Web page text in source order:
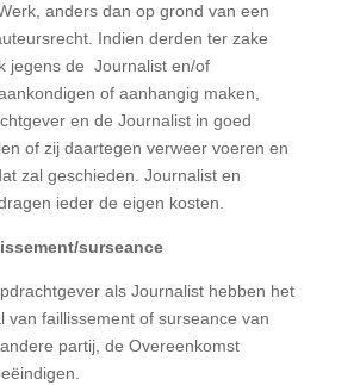
anders dan op grond van een
Indien derden ter zake
jegens de Journalist en/of
of aanhangig maken,
en de Journalist in goed
of zij daartegen verweer voeren en
zal geschieden. Journalist en
ieder de eigen kosten.
surseance
als Journalist hebben het
van faillissement of surseance van
partij, de Overeenkomst